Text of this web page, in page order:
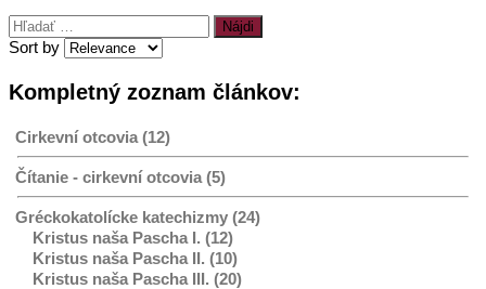
Hľadať:
Sort by
Kompletný zoznam článkov:
Cirkevní otcovia (12)
Čítanie - cirkevní otcovia (5)
Gréckokatolícke katechizmy (24)
Kristus naša Pascha I. (12)
Kristus naša Pascha II. (10)
Kristus naša Pascha III. (20)